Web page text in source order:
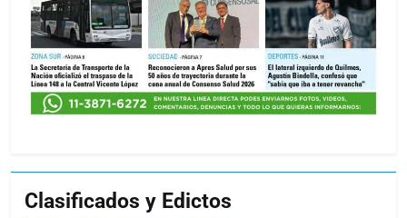
Clasificados y Edictos